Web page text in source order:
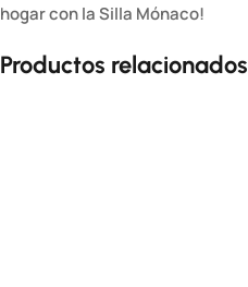
hogar con la Silla Mónaco!
Productos relacionados